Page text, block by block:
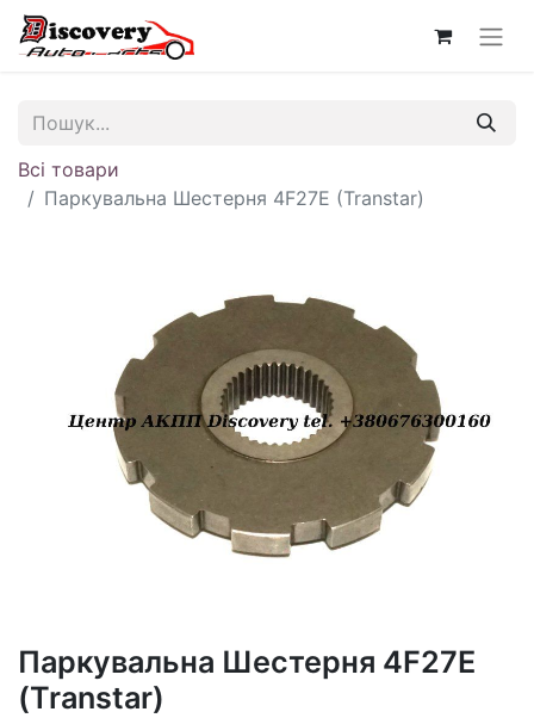
Всі товари
Паркувальна Шестерня 4F27E (Transtar)
Паркувальна Шестерня 4F27E
(Transtar)